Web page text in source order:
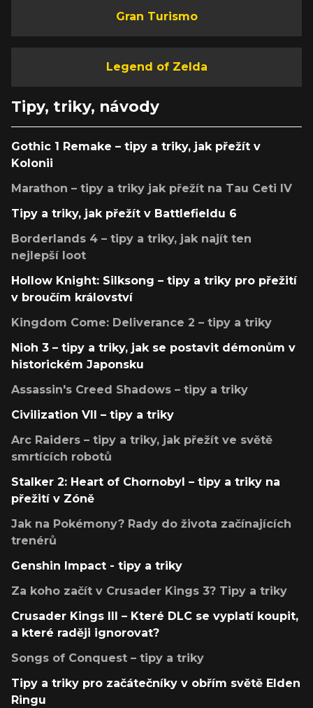
Gran Turismo
Legend of Zelda
Tipy, triky, návody
Gothic 1 Remake – tipy a triky, jak přežít v
Kolonii
Marathon – tipy a triky jak přežít na Tau Ceti IV
Tipy a triky, jak přežít v Battlefieldu 6
Borderlands 4 – tipy a triky, jak najít ten
nejlepší loot
Hollow Knight: Silksong – tipy a triky pro přežití
v broučím království
Kingdom Come: Deliverance 2 – tipy a triky
Nioh 3 – tipy a triky, jak se postavit démonům v
historickém Japonsku
Assassin's Creed Shadows – tipy a triky
Civilization VII – tipy a triky
Arc Raiders – tipy a triky, jak přežít ve světě
smrtících robotů
Stalker 2: Heart of Chornobyl – tipy a triky na
přežití v Zóně
Jak na Pokémony? Rady do života začínajících
trenérů
Genshin Impact - tipy a triky
Za koho začít v Crusader Kings 3? Tipy a triky
Crusader Kings III – Které DLC se vyplatí koupit,
a které raději ignorovat?
Songs of Conquest – tipy a triky
Tipy a triky pro začátečníky v obřím světě Elden
Ringu